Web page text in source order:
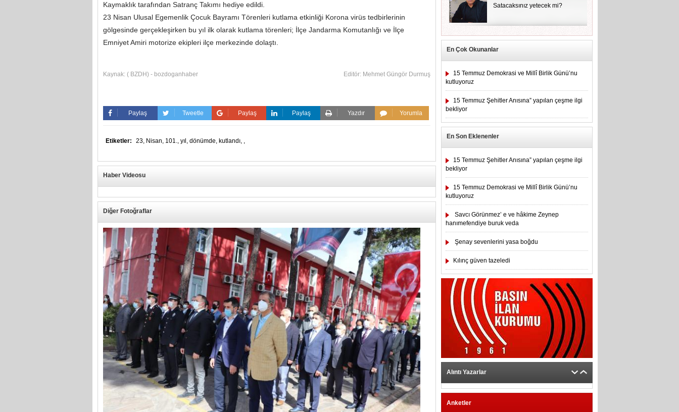
Kaymaklık tarafından Satranç Takımı hediye edildi.
23 Nisan Ulusal Egemenlik Çocuk Bayramı Törenleri kutlama etkinliği Korona virüs tedbirlerinin
gölgesinde gerçekleşirken bu yıl ilk olarak kutlama törenleri; İlçe Jandarma Komutanlığı ve İlçe
Emniyet Amiri motorize ekipleri ilçe merkezinde dolaştı.
Kaynak: ( BZDH) - bozdoganhaber Editör: Mehmet Güngör Durmuş
Paylaş Tweetle Paylaş Paylaş Yazdır Yorumla
Etiketler: 23, Nisan, 101., yıl, dönümde, kutlandı, ,
Haber Videosu
Diğer Fotoğraflar
Satacaksınız yetecek mi?
En Çok Okunanlar
15 Temmuz Demokrasi ve Millî Birlik Günü’nu
kutluyoruz
15 Temmuz Şehitler Anısına” yapılan çeşme ilgi
bekliyor
En Son Eklenenler
15 Temmuz Şehitler Anısına” yapılan çeşme ilgi
bekliyor
15 Temmuz Demokrasi ve Millî Birlik Günü’nu
kutluyoruz
Savcı Görünmez’ e ve hâkime Zeynep
hanımefendiye buruk veda
Şenay sevenlerini yasa boğdu
Kılınç güven tazeledi
Alıntı Yazarlar
Anketler